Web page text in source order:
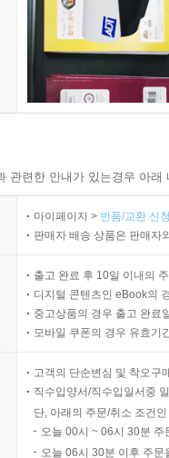
관련한 안내가 있는경우 아
마이페이지 > 반품/교환 신
판매자 배송 상품은 판매자
출고 완료 후 10일 이내의
디지털 콘텐츠인 eBook의
중고상품의 경우 출고 완료
모바일 쿠폰의 경우 유효기
고객의 단순변심 및 착오구
직수입양서/직수입일서중
단, 아래의 주문/취소 조건
오늘 00시 ~ 06시 30분
오늘 06시 30분 이후 주